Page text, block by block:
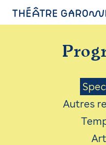
PROGRAMME
INFOS
AVEC LES
ACCESSIBILITÉ
LES
Autres